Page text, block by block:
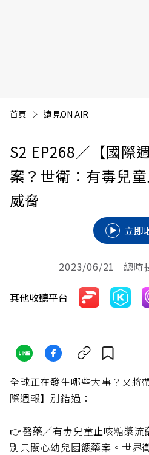
首頁 遠見ON AIR
S2 EP268／【國際
案？世衛：有毒兒
威脅
立即
2023/06/21 總時
其他收聽平台
全球正在發生哪些大事？又將
際週報】別錯過：
👉醫藥／有毒兒童止咳糖漿流
別只關心幼兒園餵藥案。世界